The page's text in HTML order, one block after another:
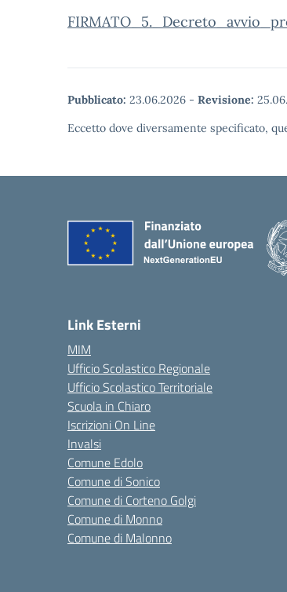
Pubblicato: 23.06.2026 - Revisione:
Eccetto dove diversamente specificato,
Link Esterni
MIM
Ufficio Scolastico Regionale
Ufficio Scolastico Territoriale
Scuola in Chiaro
Iscrizioni On Line
Invalsi
Comune Edolo
Comune di Sonico
Comune di Corteno Golgi
Comune di Monno
Comune di Malonno